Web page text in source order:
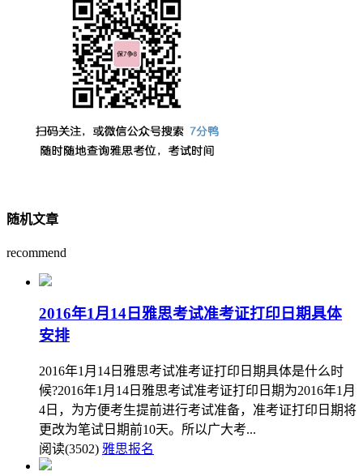
随机文章
recommend
2016年1月14日雅思考试准考证打印日期具体
安排
2016年1月14日雅思考试准考证打印日期具体是什么时
候?2016年1月14日雅思考试准考证打印日期为2016年1月
4日，为方便考生提前进行考试准备，准考证打印日期将
更改为笔试日期前10天。所以广大考...
阅读(3502) 雅思报名